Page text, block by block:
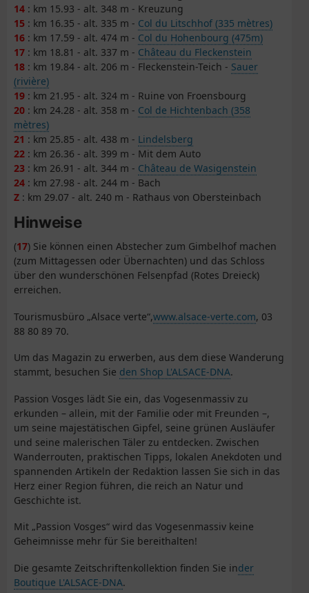
14 : km 15.93 - alt. 348 m - Kreuzung
15 : km 16.35 - alt. 335 m - Col du Litschhof (335 mètres)
16 : km 17.59 - alt. 474 m - Col du Hohenbourg (475m)
17 : km 18.81 - alt. 337 m - Château du Fleckenstein
18 : km 19.84 - alt. 206 m - Fleckenstein-Teich - Sauer
(rivière)
19 : km 21.95 - alt. 324 m - Ruine von Froensbourg
20 : km 24.28 - alt. 358 m - Col de Hichtenbach (358
mètres)
21 : km 25.85 - alt. 438 m - Lindelsberg
22 : km 26.36 - alt. 399 m - Mit dem Auto
23 : km 26.91 - alt. 344 m - Château de Wasigenstein
24 : km 27.98 - alt. 244 m - Bach
Z : km 29.07 - alt. 240 m - Rathaus von Obersteinbach
Hinweise
(17) Sie können einen Abstecher zum Gimbelhof machen
(zum Mittagessen oder Übernachten) und das Schloss
über den wunderschönen Felsenpfad (Rotes Dreieck)
erreichen.
Tourismusbüro „Alsace verte“,www.alsace-verte.com, 03
88 80 89 70.
Um das Magazin zu erwerben, aus dem diese Wanderung
stammt, besuchen Sie den Shop L'ALSACE-DNA.
Passion Vosges lädt Sie ein, das Vogesenmassiv zu
erkunden – allein, mit der Familie oder mit Freunden –,
um seine majestätischen Gipfel, seine grünen Ausläufer
und seine malerischen Täler zu entdecken. Zwischen
Wanderrouten, praktischen Tipps, lokalen Anekdoten und
spannenden Artikeln der Redaktion lassen Sie sich in das
Herz einer Region führen, die reich an Natur und
Geschichte ist.
Mit „Passion Vosges“ wird das Vogesenmassiv keine
Geheimnisse mehr für Sie bereithalten!
Die gesamte Zeitschriftenkollektion finden Sie inder
Boutique L'ALSACE-DNA.